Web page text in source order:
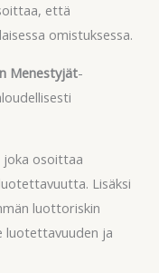
että
omistuksessa.
Menestyjät-
joka osoittaa
Lisäksi
luottoriskin
luotettavuuden ja